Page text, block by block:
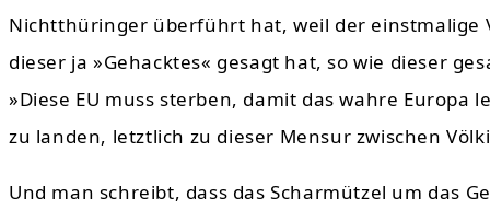
Nichtthüringer überführt hat, weil der einstmalige
dieser ja »Gehacktes« gesagt hat, so wie dieser
»Diese EU muss sterben, damit das wahre
zu landen, letztlich zu dieser Mensur zwischen
Und man schreibt, dass das Scharmützel um das